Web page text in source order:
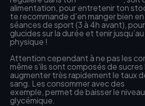
alimentation, pour entretenir ton
te recommande d’en manger bien
séances de sport (3 à 4h avant),
glucides sur la durée et tenir
physique !
Attention cependant à ne pas les
même s’ils sont composés de
augmenter très rapidement le taux
sang. Les consommer avec des
exemple, permet de baisser le
glycémique.